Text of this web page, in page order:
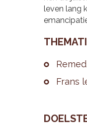
leven lang
Frans